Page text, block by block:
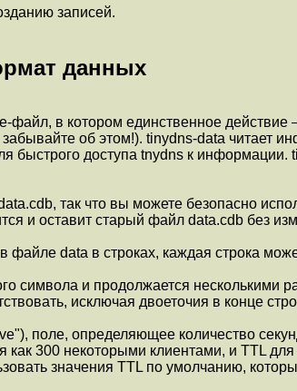
записей.
данных
файл, в котором единственное
об этом!). tinydns-data читает
быстрого доступа tnydns к
так что вы можете безопасно
и оставит старый файл data.cdb без
файле data в строках, каждая строка
символа и продолжается
исключая двоеточия в конце
поле, определяющее количество
300 некоторыми клиентами, и TTL
значения TTL по умолчанию,